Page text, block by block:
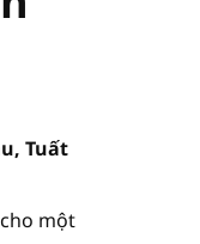
Tuất
một